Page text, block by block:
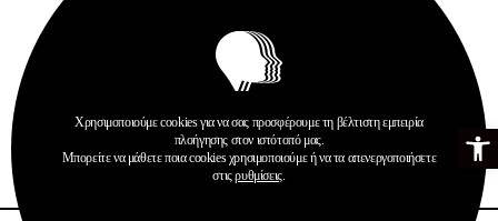
Ανοίξτε
Προκηρύξεις
Περισσότερα
Χρησιμοποιούμε cookies για να σας προσφέρουμε τη βέλτιστη εμπειρία
πλοήγησης στον ιστότοπό μας.
Μπορείτε να μάθετε ποια cookies χρησιμοποιούμε ή να τα απενεργοποιήσετε
στιςρυθμίσεις.